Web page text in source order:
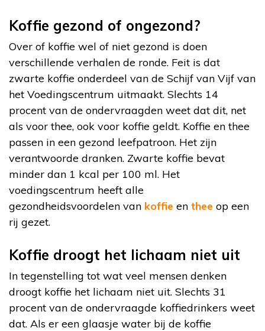
Koffie gezond of ongezond?
Over of koffie wel of niet gezond is doen
verschillende verhalen de ronde. Feit is dat
zwarte koffie onderdeel van de Schijf van Vijf van
het Voedingscentrum uitmaakt. Slechts 14
procent van de ondervraagden weet dat dit, net
als voor thee, ook voor koffie geldt. Koffie en thee
passen in een gezond leefpatroon. Het zijn
verantwoorde dranken. Zwarte koffie bevat
minder dan 1 kcal per 100 ml. Het
voedingscentrum heeft alle
gezondheidsvoordelen van koffie en thee op een
rij gezet.
Koffie droogt het lichaam niet uit
In tegenstelling tot wat veel mensen denken
droogt koffie het lichaam niet uit. Slechts 31
procent van de ondervraagde koffiedrinkers weet
dat. Als er een glaasje water bij de koffie